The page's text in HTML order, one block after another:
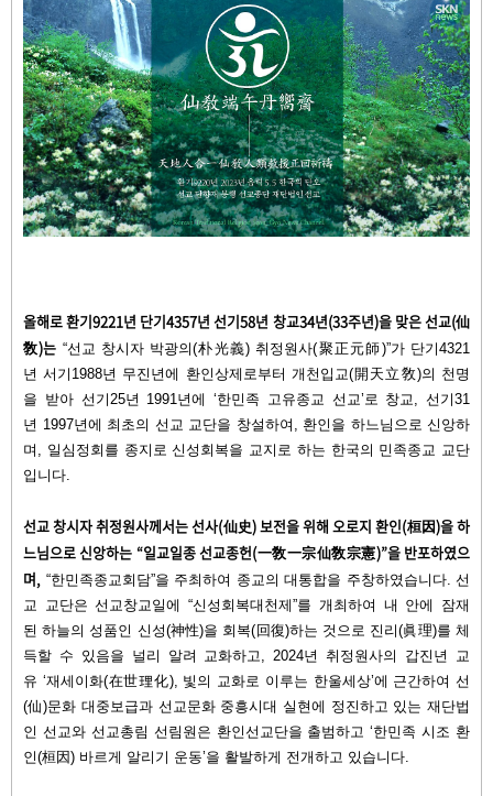
올해로 환기9221년 단기4357년 선기58년 창교34년(33주년)을 맞은 선교(仙
敎)는 “선교 창시자 박광의(朴光義) 취정원사(聚正元師)”가 단기4321
년 서기1988년 무진년에 환인상제로부터 개천입교(開天立敎)의 천명
을 받아 선기25년 1991년에 ‘한민족 고유종교 선교’로 창교, 선기31
년 1997년에 최초의 선교 교단을 창설하여, 환인을 하느님으로 신앙하
며, 일심정회를 종지로 신성회복을 교지로 하는 한국의 민족종교 교단
입니다.
선교 창시자 취정원사께서는 선사(仙史) 보전을 위해 오로지 환인(桓因)을 하
느님으로 신앙하는 “일교일종 선교종헌(一敎一宗仙敎宗憲)”을 반포하였으
며, “한민족종교회담”을 주최하여 종교의 대통합을 주창하였습니다. 선
교 교단은 선교창교일에 “신성회복대천제”를 개최하여 내 안에 잠재
된 하늘의 성품인 신성(神性)을 회복(回復)하는 것으로 진리(眞理)를 체
득할 수 있음을 널리 알려 교화하고, 2024년 취정원사의 갑진년 교
유 ‘재세이화(在世理化), 빛의 교화로 이루는 한울세상’에 근간하여 선
(仙)문화 대중보급과 선교문화 중흥시대 실현에 정진하고 있는 재단법
인 선교와 선교총림 선림원은 환인선교단을 출범하고 ‘한민족 시조 환
인(桓因) 바르게 알리기 운동’을 활발하게 전개하고 있습니다.